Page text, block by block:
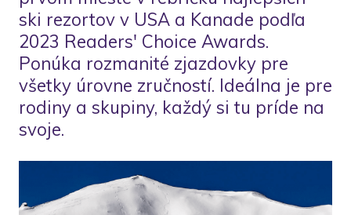
ski rezortov v USA a Kanade podľa
2023 Readers' Choice Awards.
Ponúka rozmanité zjazdovky pre
všetky úrovne zručností. Ideálna je pre
rodiny a skupiny, každý si tu príde na
svoje.